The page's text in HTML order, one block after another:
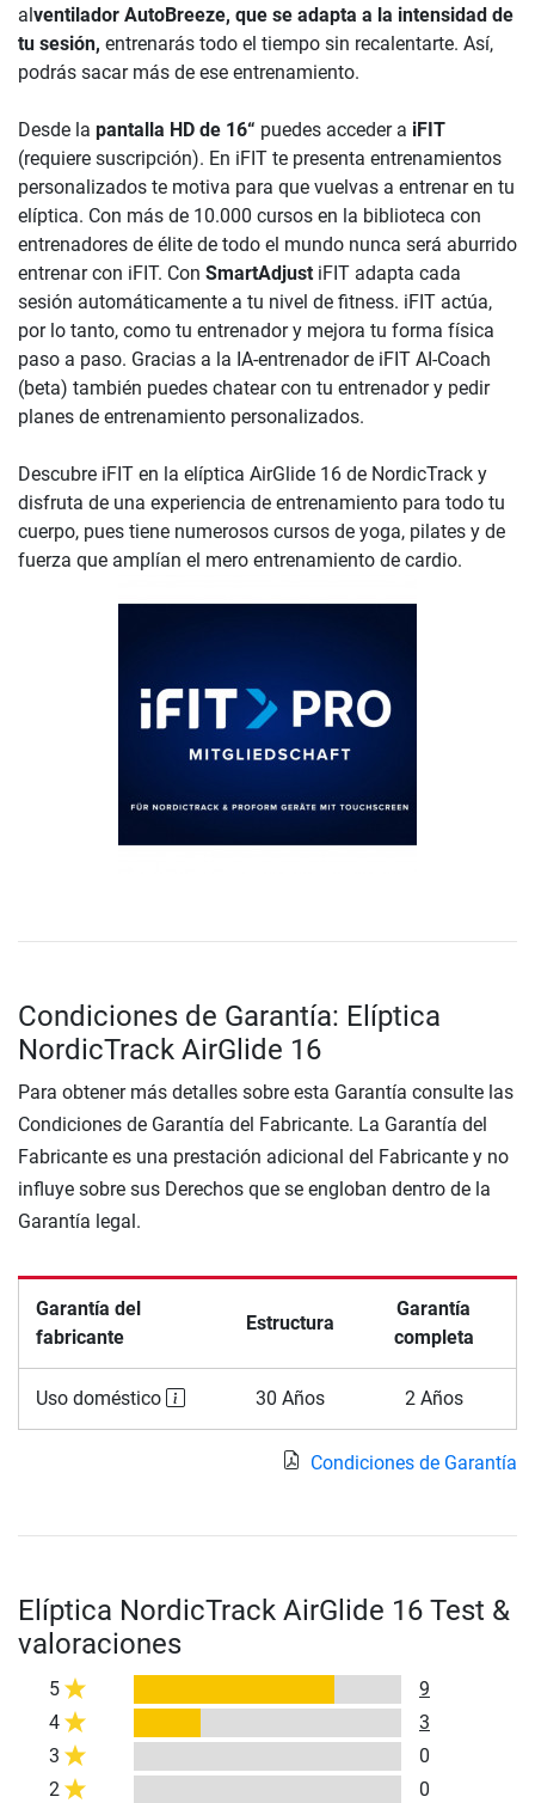
al ventilador AutoBreeze, que se adapta a la intensidad de
tu sesión, entrenarás todo el tiempo sin recalentarte. Así,
podrás sacar más de ese entrenamiento.
Desde la pantalla HD de 16“ puedes acceder a iFIT
(requiere suscripción). En iFIT te presenta entrenamientos
personalizados te motiva para que vuelvas a entrenar en tu
elíptica. Con más de 10.000 cursos en la biblioteca con
entrenadores de élite de todo el mundo nunca será aburrido
entrenar con iFIT. Con SmartAdjust iFIT adapta cada
sesión automáticamente a tu nivel de fitness. iFIT actúa,
por lo tanto, como tu entrenador y mejora tu forma física
paso a paso. Gracias a la IA-entrenador de iFIT AI-Coach
(beta) también puedes chatear con tu entrenador y pedir
planes de entrenamiento personalizados.
Descubre iFIT en la elíptica AirGlide 16 de NordicTrack y
disfruta de una experiencia de entrenamiento para todo tu
cuerpo, pues tiene numerosos cursos de yoga, pilates y de
fuerza que amplían el mero entrenamiento de cardio.
Condiciones de Garantía: Elíptica
NordicTrack AirGlide 16
Para obtener más detalles sobre esta Garantía consulte las
Condiciones de Garantía del Fabricante. La Garantía del
Fabricante es una prestación adicional del Fabricante y no
influye sobre sus Derechos que se engloban dentro de la
Garantía legal.
Garantía del
fabricante
Estructura
Garantía
completa
Uso doméstico 30 Años 2 Años
Condiciones de Garantía
Elíptica NordicTrack AirGlide 16 Test &
valoraciones
5
9
4
3
3
0
2
0